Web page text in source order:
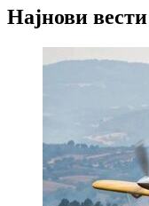
Најнови вести